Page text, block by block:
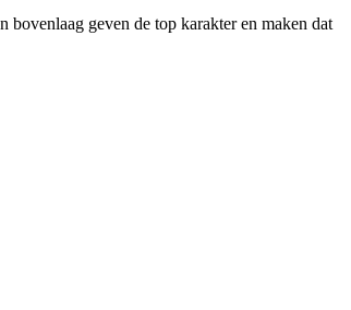
bovenlaag geven de top karakter en maken dat